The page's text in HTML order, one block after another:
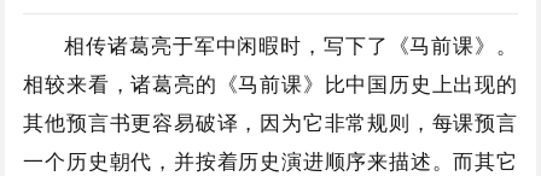
相传诸葛亮于军中闲暇时，写下了《马前课》。
相较来看，诸葛亮的《马前课》比中国历史上出现的
其他预言书更容易破译，因为它非常规则，每课预言
一个历史朝代，并按着历史演进顺序来描述。而其它